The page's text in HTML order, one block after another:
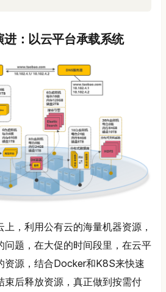
进：以云平台承载系统
，利用公有云的海量机器资源，
问题，在大促的时间段里，在云平
资源，结合Docker和K8S来快速
束后释放资源，真正做到按需付